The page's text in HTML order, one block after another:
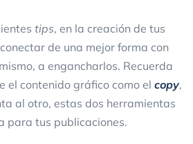
tips, en la creación de tus
de una mejor forma con
a engancharlos. Recuerda
el contenido gráfico como el copy,
al otro, estas dos herramientas
para tus publicaciones.